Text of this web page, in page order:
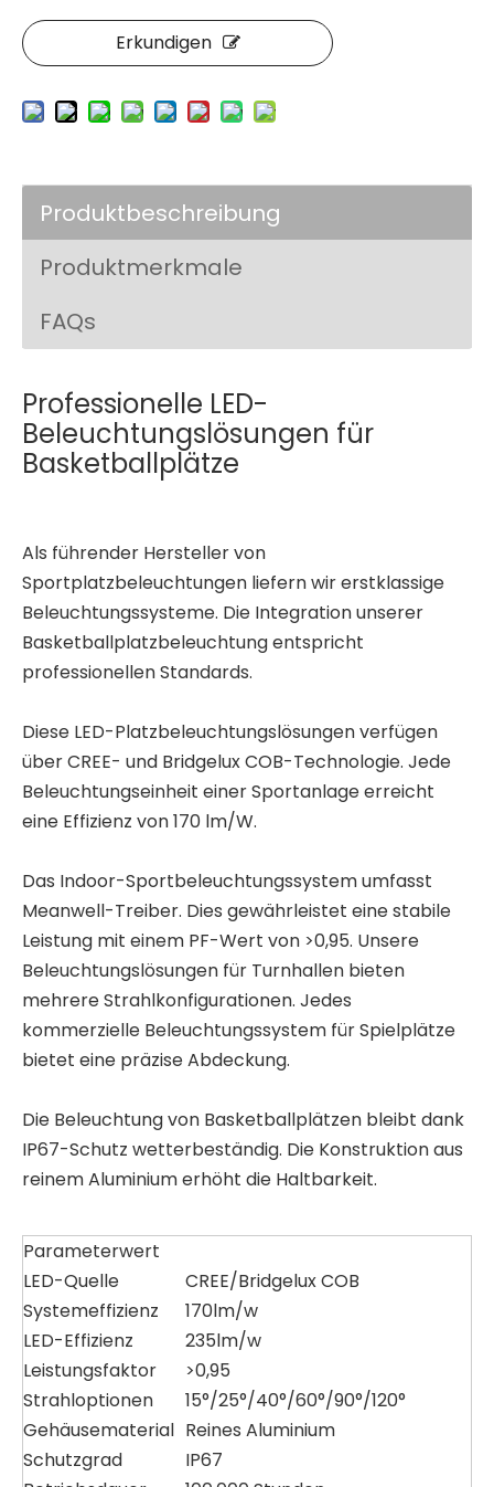
Erkundigen
Produktbeschreibung
Produktmerkmale
FAQs
Professionelle LED-
Beleuchtungslösungen für
Basketballplätze
Als führender Hersteller von
Sportplatzbeleuchtungen liefern wir erstklassige
Beleuchtungssysteme. Die Integration unserer
Basketballplatzbeleuchtung entspricht
professionellen Standards.
Diese LED-Platzbeleuchtungslösungen verfügen
über CREE- und Bridgelux COB-Technologie. Jede
Beleuchtungseinheit einer Sportanlage erreicht
eine Effizienz von 170 lm/W.
Das Indoor-Sportbeleuchtungssystem umfasst
Meanwell-Treiber. Dies gewährleistet eine stabile
Leistung mit einem PF-Wert von >0,95. Unsere
Beleuchtungslösungen für Turnhallen bieten
mehrere Strahlkonfigurationen. Jedes
kommerzielle Beleuchtungssystem für Spielplätze
bietet eine präzise Abdeckung.
Die Beleuchtung von Basketballplätzen bleibt dank
IP67-Schutz wetterbeständig. Die Konstruktion aus
reinem Aluminium erhöht die Haltbarkeit.
Parameterwert
LED-Quelle
CREE/Bridgelux COB
Systemeffizienz
170lm/w
LED-Effizienz
235lm/w
Leistungsfaktor
>0,95
Strahloptionen
15°/25°/40°/60°/90°/120°
Gehäusematerial Reines Aluminium
Schutzgrad
IP67